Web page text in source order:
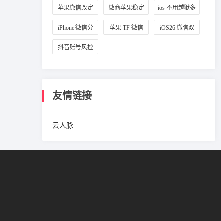
定位设置 改城市 拟定位
苹果微信改定
位教程
微商苹果稳定
微信多开
ios 不用越狱多
开微信
iPhone 微信分
身方法
苹果 TF 微信 iOS26 微信双
抖音账号风控
友情链接
云人脉